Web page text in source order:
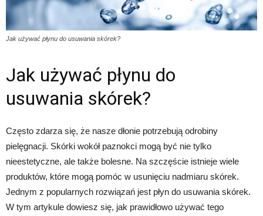
Jak używać płynu do usuwania skórek?
Jak używać płynu do
usuwania skórek?
Często zdarza się, że nasze dłonie potrzebują odrobiny
pielęgnacji. Skórki wokół paznokci mogą być nie tylko
nieestetyczne, ale także bolesne. Na szczęście istnieje wiele
produktów, które mogą pomóc w usunięciu nadmiaru skórek.
Jednym z popularnych rozwiązań jest płyn do usuwania skórek.
W tym artykule dowiesz się, jak prawidłowo używać tego